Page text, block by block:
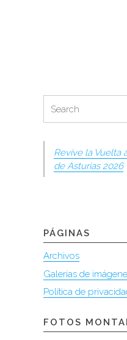
for:
Revive la Vuelta
de Asturias 2026
PÁGINAS
Archivos
Galerías de
Política de
FOTOS